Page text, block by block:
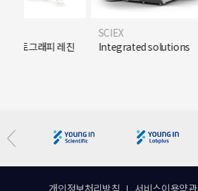
마토그래피 레진
SCIEX
Integrated solutions